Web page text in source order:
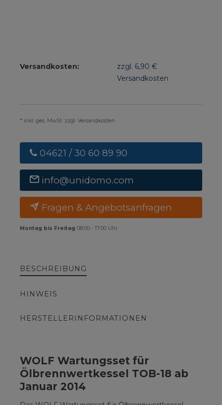
Versandkosten:
zzgl. 6,90 €
Versandkosten
* inkl. ges. MwSt. zzgl. Versandkosten
04621 / 30 60 89 90
info@unidomo.com
Fragen & Angebotsanfragen
Montag bis Freitag 08:00 - 17:00 Uhr
BESCHREIBUNG
HINWEIS
HERSTELLERINFORMATIONEN
WOLF Wartungsset für
Ölbrennwertkessel TOB-18 ab
Januar 2014